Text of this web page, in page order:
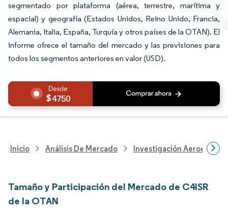
segmentado por plataforma (aérea, terrestre, marítima y
espacial) y geografía (Estados Unidos, Reino Unido, Francia,
Alemania, Italia, España, Turquía y otros países de la OTAN). El
informe ofrece el tamaño del mercado y las previsiones para
todos los segmentos anteriores en valor (USD).
4750
Inicio Análisis De Mercado Investigación
Tamaño y Participación del Mercado de C4ISR
de la OTAN